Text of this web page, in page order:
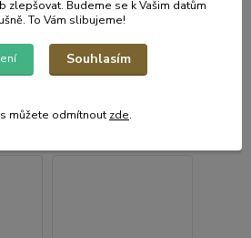
88 Kčbez
DPH
prac. dnů
Přidat do košíku
zlepšovat. Budeme se k Vašim datům
To Vám slibujeme!
Souhlasím
můžete odmítnout zde.